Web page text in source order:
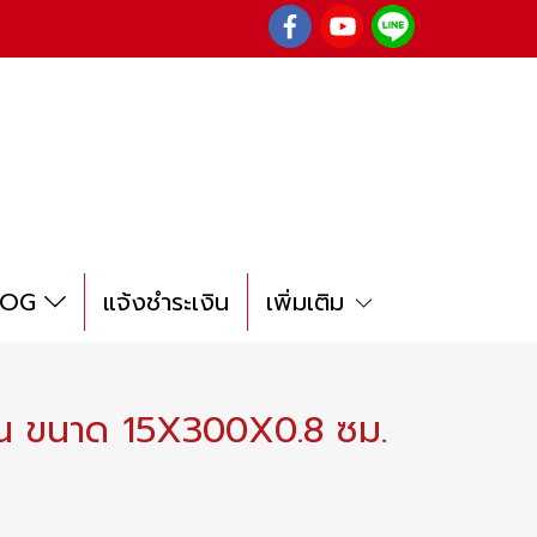
แจ้งชำระเงิน เพิ่มเติม
ขนาด 15X300X0.8 ซม.